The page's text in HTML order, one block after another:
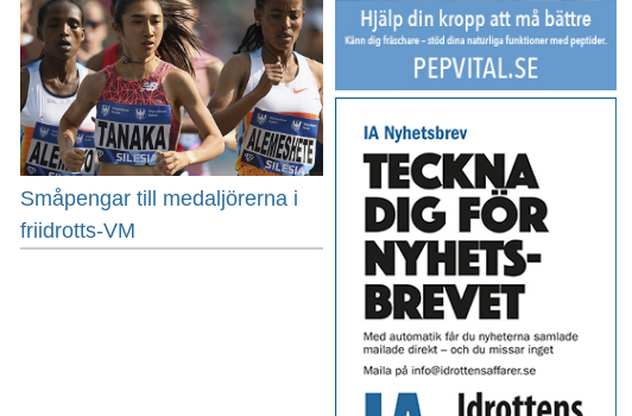
Småpengar till medaljörerna i
friidrotts-VM